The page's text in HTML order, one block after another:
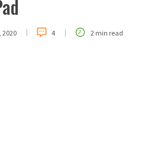
2020 | 4 | 2 min read